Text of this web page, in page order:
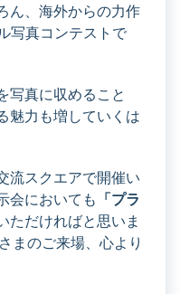
ん、海外からの力作
写真コンテストで
写真に収めること
魅力も増していくは
流スクエアで開催い
会においても 「プラ
ただければと思いま
まのご来場、心より